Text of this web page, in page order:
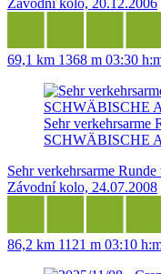
69,1 km 1368 m 03:30
Sehr verkehrsarme
SCHWÄBISCHE
Sehr verkehrsarme
Závodní kolo, 24.07.2008
86,2 km 1121 m 03:10